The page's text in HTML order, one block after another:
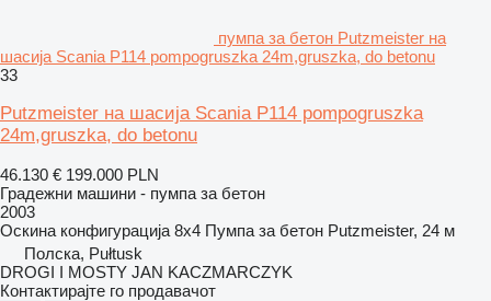
пумпа за бетон Putzmeister на
шасија Scania P114 pompogruszka 24m,gruszka, do betonu
33
Putzmeister на шасија Scania P114 pompogruszka
24m,gruszka, do betonu
46.130 € 199.000 PLN
Градежни машини - пумпа за бетон
2003
Оскина конфигурација 8x4 Пумпа за бетон Putzmeister, 24 м
Полска, Pułtusk
DROGI I MOSTY JAN KACZMARCZYK
Контактирајте го продавачот